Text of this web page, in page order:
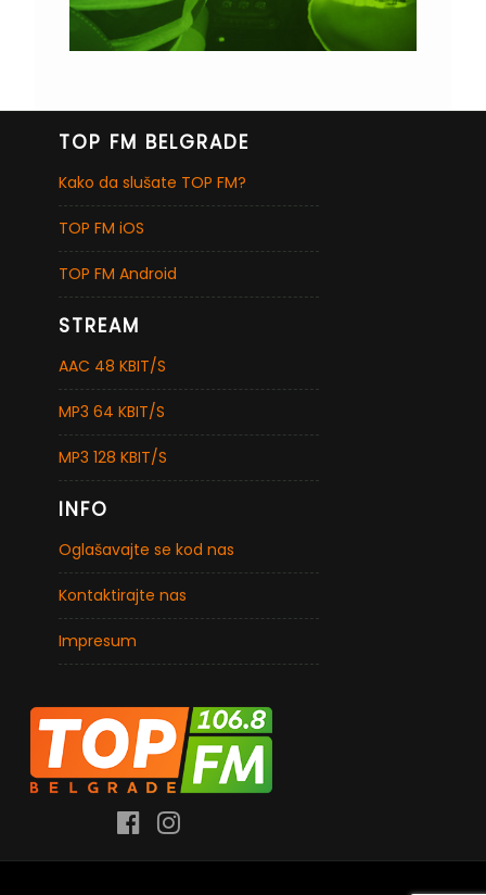
TOP FM BELGRADE
Kako da slušate TOP FM?
TOP FM iOS
TOP FM Android
STREAM
AAC 48 KBIT/S
MP3 64 KBIT/S
MP3 128 KBIT/S
INFO
Oglašavajte se kod nas
Kontaktirajte nas
Impresum